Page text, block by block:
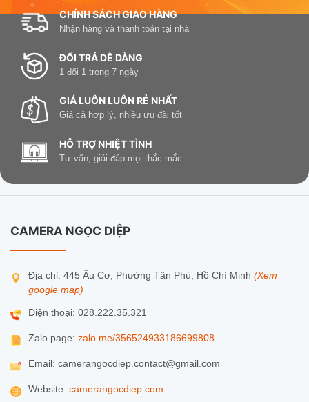
CHÍNH SÁCH GIAO HÀNG
Nhận hàng và thanh toán tại nhà
ĐỔI TRẢ DỄ DÀNG
1 đổi 1 trong 7 ngày
GIÁ LUÔN LUÔN RẺ NHẤT
Giá cả hợp lý, nhiều ưu đãi tốt
HỖ TRỢ NHIỆT TÌNH
Tư vấn, giải đáp mọi thắc mắc
CAMERA NGỌC DIỆP
Địa chỉ: 445 Âu Cơ, Phường Tân Phú, Hồ Chí Minh (Xem
google map)
Điện thoại: 028.222.35.321
Zalo page: zalo.me/356524933186699808
Email: camerangocdiep.contact@gmail.com
Website: camerangocdiep.com